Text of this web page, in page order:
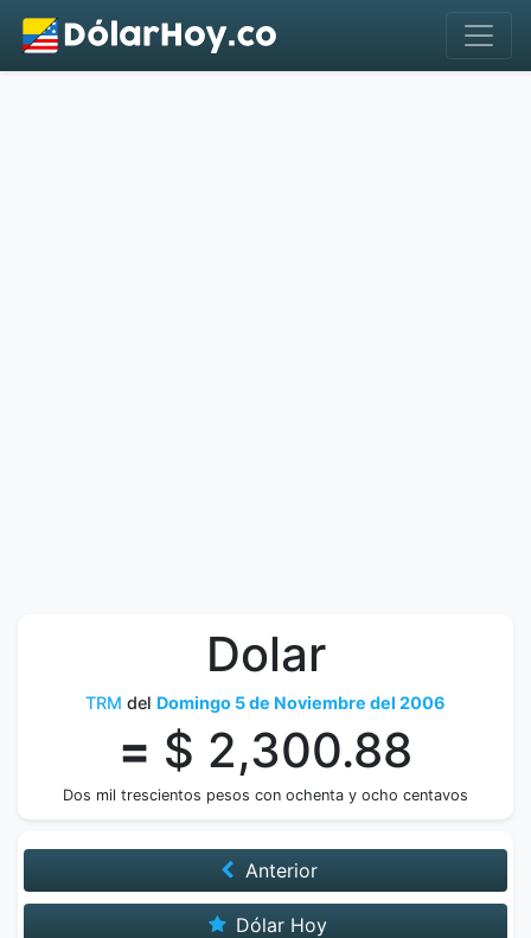
Dolar
TRM del Domingo 5 de Noviembre del 2006
= $ 2,300.88
Dos mil trescientos pesos con ochenta y ocho centavos
Anterior
Dólar Hoy